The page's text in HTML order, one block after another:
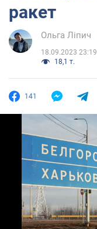
ракет
Ольга Ліпич
18.09.2023 23:19
18,1 т.
141